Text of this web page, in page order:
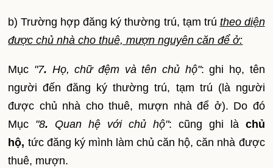
b) Trường hợp đăng ký thường trú, tạm trú theo diện
được chủ nhà cho thuê, mượn nguyên căn để ở:
Mục "7. Họ, chữ đệm và tên chủ hộ": ghi họ, tên
người đến đăng ký thường trú, tạm trú (là người
được chủ nhà cho thuê, mượn nhà để ở). Do đó
Mục "8. Quan hệ với chủ hộ": cũng ghi là chủ
hộ, tức đăng ký mình làm chủ căn hộ, căn nhà được
thuê, mượn.